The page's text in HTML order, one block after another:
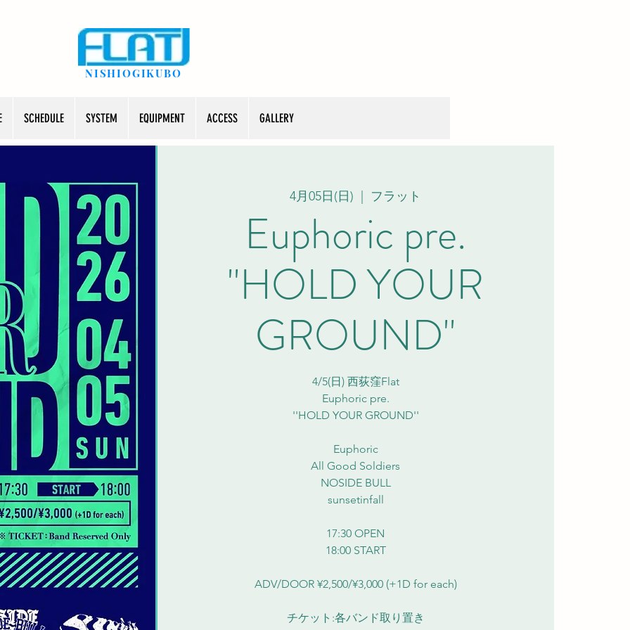
NISHIOGIKUBO
SCHEDULE SYSTEM EQUIPMENT ACCESS GALLERY
4月05日(日) フラット
Euphoric pre.
''HOLD YOUR
GROUND''
4/5(日) 西荻窪Flat
Euphoric pre.
''HOLD YOUR GROUND''
Euphoric
All Good Soldiers
NOSIDE BULL
sunsetinfall
17:30 OPEN
18:00 START
ADV/DOOR ¥2,500/¥3,000 (+1D for each)
チケット:各バンド取り置き